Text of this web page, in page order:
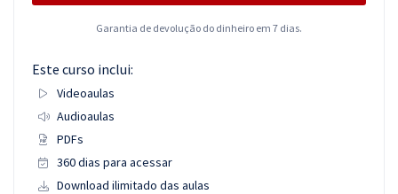
Garantia de devolução do dinheiro em 7 dias.
Este curso inclui:
Videoaulas
Audioaulas
PDFs
360 dias para acessar
Download ilimitado das aulas